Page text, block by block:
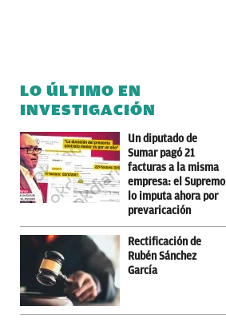
LO ÚLTIMO EN
INVESTIGACIÓN
Un diputado de
Sumar pagó 21
facturas a la misma
empresa: el Supremo
lo imputa ahora por
prevaricación
Rectificación de
Rubén Sánchez
García